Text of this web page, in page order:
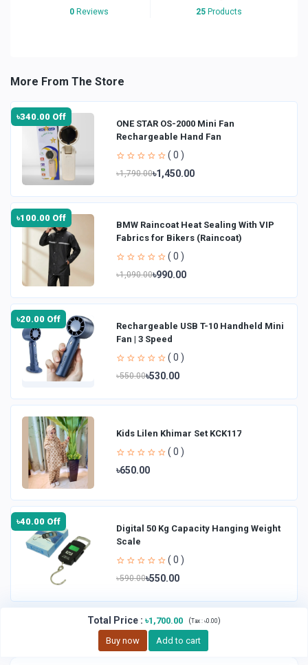
0 Reviews 25 Products
More From The Store
৳340.00 Off
ONE STAR OS-2000 Mini Fan
Rechargeable Hand Fan
( 0 )
৳1,790.00৳1,450.00
৳100.00 Off
BMW Raincoat Heat Sealing With VIP
Fabrics for Bikers (Raincoat)
( 0 )
৳1,090.00৳990.00
৳20.00 Off
Rechargeable USB T-10 Handheld Mini
Fan | 3 Speed
( 0 )
৳550.00৳530.00
Kids Lilen Khimar Set KCK117
( 0 )
৳650.00
৳40.00 Off
Digital 50 Kg Capacity Hanging Weight
Scale
( 0 )
৳590.00৳550.00
Total Price : ৳1,700.00 (Tax : ৳0.00)
Buy now Add to cart